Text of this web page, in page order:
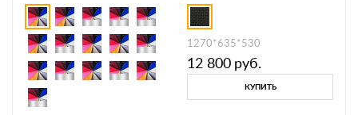
1270*635*530
12 800 руб.
КУПИТЬ